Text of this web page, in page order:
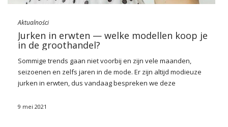
Aktualności
Jurken in erwten — welke modellen koop je
in de groothandel?
Sommige trends gaan niet voorbij en zijn vele maanden,
seizoenen en zelfs jaren in de mode. Er zijn altijd modieuze
jurken in erwten, dus vandaag bespreken we deze
groothandelshoeveelheden te kopen. Check out!
9 mei 2021